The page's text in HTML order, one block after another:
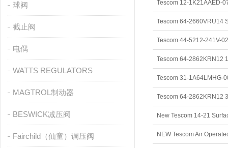
球阀
截止阀
电偶
WATTS REGULATORS
MAGTROL制动器
BESWICK减压阀
Fairchild（仙童）调压阀 NEW Tescom Air